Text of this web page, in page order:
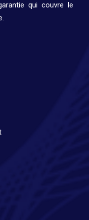
qui couvre le